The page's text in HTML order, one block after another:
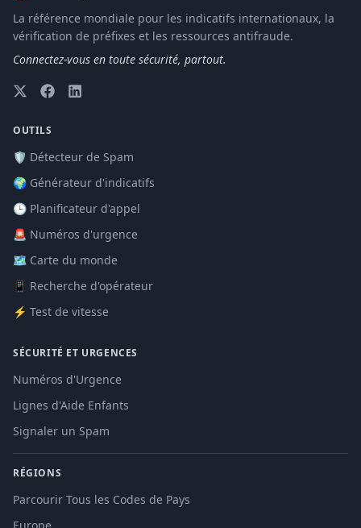
La référence mondiale pour les indicatifs internationaux, la
vérification de préfixes et les ressources antifraude.
Connectez-vous en toute sécurité, partout.
OUTILS
🛡️ Détecteur de Spam
🌍 Générateur d'indicatifs
🕒 Planificateur d'appel
🚨 Numéros d'urgence
🗺️ Carte du monde
📱 Recherche d'opérateur
⚡ Test de vitesse
SÉCURITÉ ET URGENCES
Numéros d'Urgence
Lignes d'Aide Enfants
Signaler un Spam
RÉGIONS
Parcourir Tous les Codes de Pays